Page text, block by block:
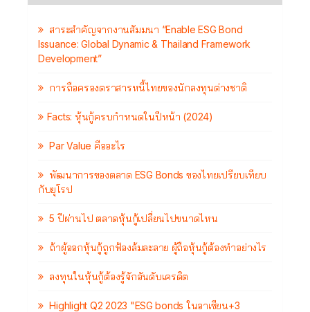
สาระสำคัญจากงานสัมมนา “Enable ESG Bond
Issuance: Global Dynamic & Thailand Framework
Development”
การถือครองตราสารหนี้ไทยของนักลงทุนต่างชาติ
Facts: หุ้นกู้ครบกำหนดในปีหน้า (2024)
Par Value คืออะไร
พัฒนาการของตลาด ESG Bonds ของไทยเปรียบเทียบ
กับยุโรป
5 ปีผ่านไป ตลาดหุ้นกู้เปลี่ยนไปขนาดไหน
ถ้าผู้ออกหุ้นกู้ถูกฟ้องล้มละลาย ผู้ถือหุ้นกู้ต้องทำอย่างไร
ลงทุนในหุ้นกู้ต้องรู้จักอันดับเครดิต
Highlight Q2 2023 "ESG bonds ในอาเซียน+3